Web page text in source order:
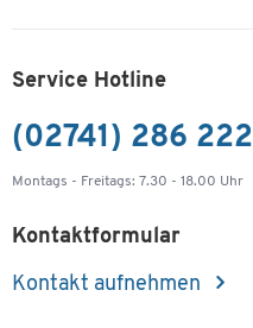
Service Hotline
(02741) 286 222
Montags - Freitags: 7.30 - 18.00 Uhr
Kontaktformular
Kontakt aufnehmen